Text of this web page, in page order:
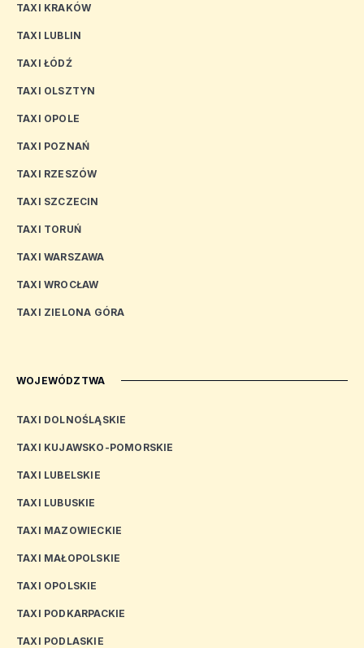
TAXI KRAKÓW
TAXI LUBLIN
TAXI ŁÓDŹ
TAXI OLSZTYN
TAXI OPOLE
TAXI POZNAŃ
TAXI RZESZÓW
TAXI SZCZECIN
TAXI TORUŃ
TAXI WARSZAWA
TAXI WROCŁAW
TAXI ZIELONA GÓRA
WOJEWÓDZTWA
TAXI DOLNOŚLĄSKIE
TAXI KUJAWSKO-POMORSKIE
TAXI LUBELSKIE
TAXI LUBUSKIE
TAXI MAZOWIECKIE
TAXI MAŁOPOLSKIE
TAXI OPOLSKIE
TAXI PODKARPACKIE
TAXI PODLASKIE